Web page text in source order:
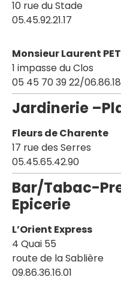
10 rue du Stade
05.45.92.21.17
Monsieur Laurent
1 impasse du Clos
05 45 70 39 22/
Jardinerie
Fleurs de Charente
17 rue des Serres
05.45.65.42.90
Bar/Tabac-
Epicerie
L’Orient Express
4 Quai 55
route de la Sablière
09.86.36.16.01